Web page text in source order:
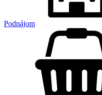
Podnájom